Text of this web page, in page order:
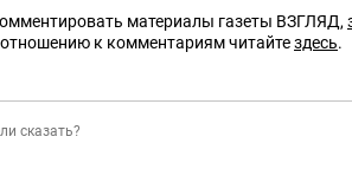
материалы газеты ВЗГЛЯД,
к комментариям читайтездесь.